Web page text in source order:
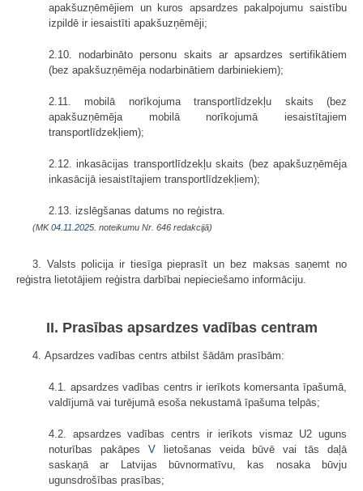
apakšuzņēmējiem un kuros apsardzes pakalpojumu saistību
izpildē ir iesaistīti apakšuzņēmēji;
2.10. nodarbināto personu skaits ar apsardzes sertifikātiem
(bez apakšuzņēmēja nodarbinātiem darbiniekiem);
2.11. mobilā norīkojuma transportlīdzekļu skaits (bez
apakšuzņēmēja mobilā norīkojumā iesaistītajiem
transportlīdzekļiem);
2.12. inkasācijas transportlīdzekļu skaits (bez apakšuzņēmēja
inkasācijā iesaistītajiem transportlīdzekļiem);
2.13. izslēgšanas datums no reģistra.
(MK04.11.2025. noteikumu Nr. 646 redakcijā)
3. Valsts policija ir tiesīga pieprasīt un bez maksas saņemt no
reģistra lietotājiem reģistra darbībai nepieciešamo informāciju.
II. Prasības apsardzes vadības centram
4. Apsardzes vadības centrs atbilst šādām prasībām:
4.1. apsardzes vadības centrs ir ierīkots komersanta īpašumā,
valdījumā vai turējumā esoša nekustamā īpašuma telpās;
4.2. apsardzes vadības centrs ir ierīkots vismaz U2 uguns
noturības pakāpes V
lietošanas veida būvē vai tās daļā
saskaņā ar Latvijas būvnormatīvu, kas nosaka būvju
ugunsdrošības prasības;